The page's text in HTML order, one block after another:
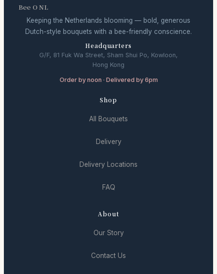
Bee O NL
Keeping the Netherlands blooming — bold, generous
Dutch-style bouquets with a bee-friendly conscience.
Headquarters
G/F, 81 Fuk Wa Street, Sham Shui Po, Kowloon,
Hong Kong
Order by noon · Delivered by 6pm
Shop
All Bouquets
Delivery
Delivery Locations
FAQ
About
Our Story
Contact Us